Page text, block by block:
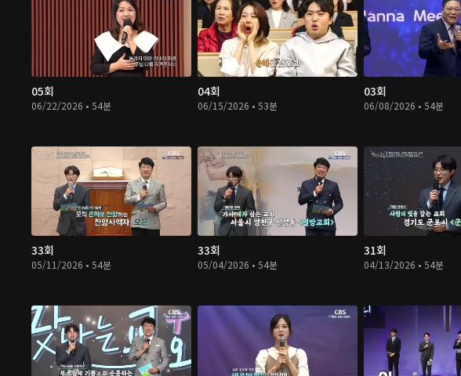
05회
06/22/2026 • 54분
04회
06/15/2026 • 53분
03회
06/08/2026 • 54분
33회
05/11/2026 • 54분
33회
05/04/2026 • 54분
31회
04/13/2026 • 54분